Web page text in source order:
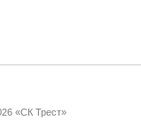
«СК Трест»